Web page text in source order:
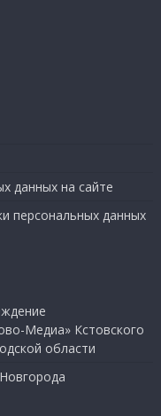
данных на сайте
персональных данных
Медиа» Кстовского
области